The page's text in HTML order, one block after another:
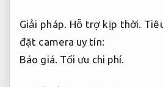
Giải pháp. Hỗ trợ kịp thời.
đặt camera uy tín:
Báo giá. Tối ưu chi phí.